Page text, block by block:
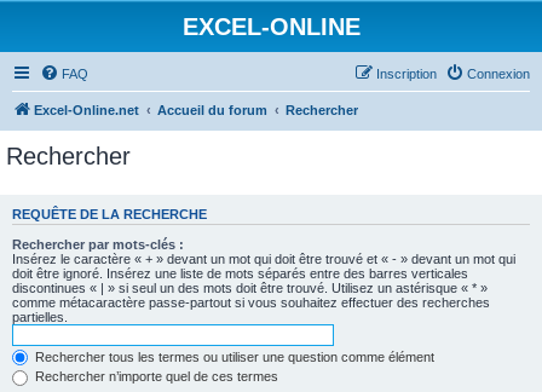
EXCEL-ONLINE
FAQ Connexion
Inscription
Excel-Online.net Accueil du forum Rechercher
Rechercher
REQUÊTE DE LA RECHERCHE
Rechercher par mots-clés :
Insérez le caractère « + » devant un mot qui doit être trouvé et « - » devant un mot qui
doit être ignoré. Insérez une liste de mots séparés entre des barres verticales
discontinues « | » si seul un des mots doit être trouvé. Utilisez un astérisque « * »
comme métacaractère passe-partout si vous souhaitez effectuer des recherches
partielles.
Rechercher tous les termes ou utiliser une question comme élément
Rechercher n’importe quel de ces termes